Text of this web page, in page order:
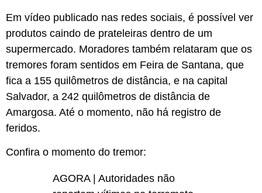
Em vídeo publicado nas redes sociais, é possível ver
produtos caindo de prateleiras dentro de um
supermercado. Moradores também relataram que os
tremores foram sentidos em Feira de Santana, que
fica a 155 quilômetros de distância, e na capital
Salvador, a 242 quilômetros de distância de
Amargosa. Até o momento, não há registro de
feridos.
Confira o momento do tremor:
AGORA | Autoridades não